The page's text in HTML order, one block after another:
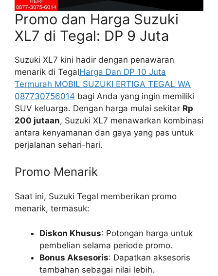
Promo dan Harga Suzuki
XL7 di Tegal: DP 9 Juta
Suzuki XL7 kini hadir dengan penawaran
menarik di TegalHarga Dan DP 10 Juta
Termurah MOBIL SUZUKI ERTIGA TEGAL WA
087730756014 bagi Anda yang ingin memiliki
SUV keluarga. Dengan harga mulai sekitar Rp
200 jutaan, Suzuki XL7 menawarkan kombinasi
antara kenyamanan dan gaya yang pas untuk
perjalanan sehari-hari.
Promo Menarik
Saat ini, Suzuki Tegal memberikan promo
menarik, termasuk:
Diskon Khusus: Potongan harga untuk
pembelian selama periode promo.
Bonus Aksesoris: Dapatkan aksesoris
tambahan sebagai nilai lebih.